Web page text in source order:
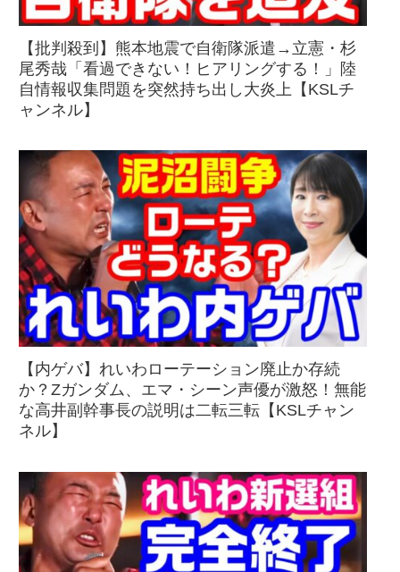
【批判殺到】熊本地震で自衛隊派遣→立憲・杉
尾秀哉「看過できない！ヒアリングする！」陸
自情報収集問題を突然持ち出し大炎上【KSLチ
ャンネル】
【内ゲバ】れいわローテーション廃止か存続
か？Zガンダム、エマ・シーン声優が激怒！無能
な高井副幹事長の説明は二転三転【KSLチャン
ネル】